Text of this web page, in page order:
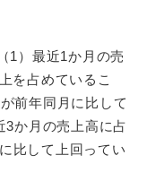
1）最近1か月の売
を占めているこ
前年同月に比して
3か月の売上高に占
比して上回ってい